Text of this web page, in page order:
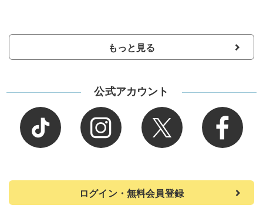
もっと見る
公式アカウント
ログイン・無料会員登録